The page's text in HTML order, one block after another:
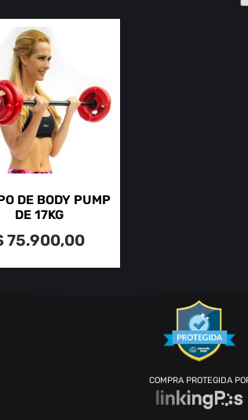
DE BODY PUMP
DE 17KG
75.900,00
COMPRA PROTEGIDA